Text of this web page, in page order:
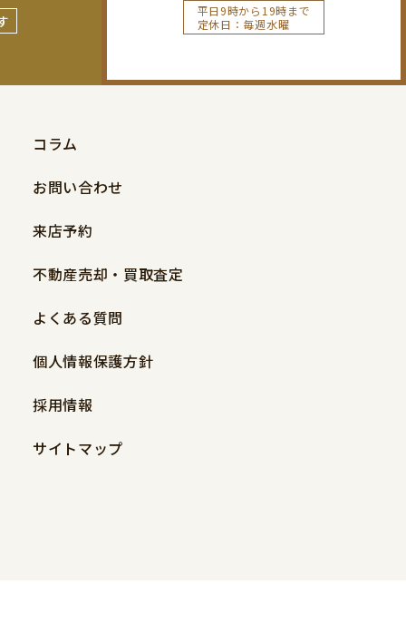
平日9時から19時まで
定休日：毎週水曜
コラム
お問い合わせ
来店予約
不動産売却・買取査定
よくある質問
個人情報保護方針
採用情報
サイトマップ